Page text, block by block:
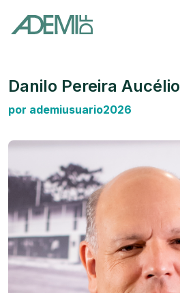
Danilo Pereira Aucélio
por ademiusuario2026